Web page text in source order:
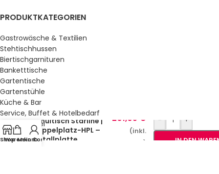
PRODUKTKATEGORIEN
Gastrowäsche & Textilien
Stehtischhussen
Biertischgarnituren
Banketttische
Gartentische
Gartenstühle
Küche & Bar
Service, Buffet & Hotelbedarf
Gastromöbel
Schulmöbel
Sale %
Shop
Warenkorb
Mein Konto
Schultisch Starline |
Doppelplatz-HPL –
Metallplatte
201,05 €
(inkl.
MwSt.)
- +
IN DEN